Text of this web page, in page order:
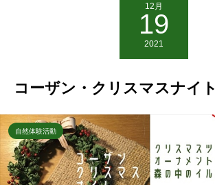
12月
19
2021
コーザン・クリスマスナイト
自然体験活動